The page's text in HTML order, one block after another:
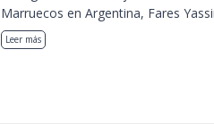
Marruecos en Argentina, Fares
Leer más